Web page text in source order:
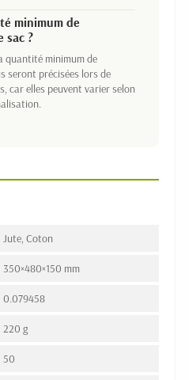
minimum de
sac ?
quantité minimum de
seront précisées lors de
car elles peuvent varier selon
Jute, Coton
350×480×150 mm
0.079458
220 g
50